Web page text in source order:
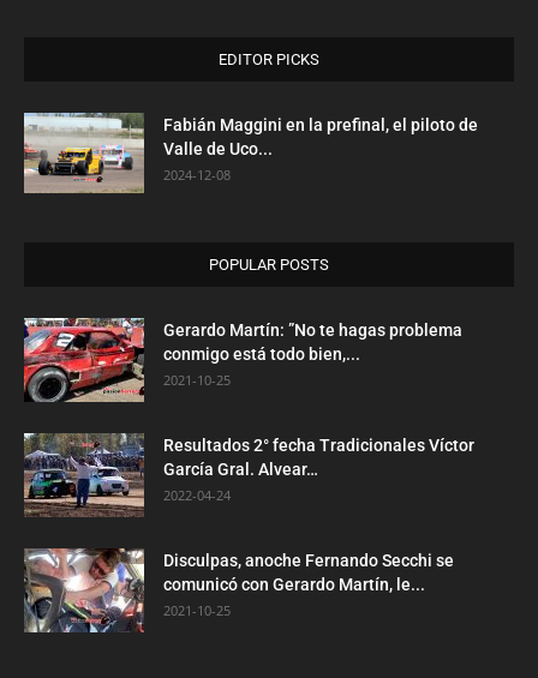
EDITOR PICKS
Fabián Maggini en la prefinal, el piloto de
Valle de Uco...
2024-12-08
POPULAR POSTS
Gerardo Martín: ”No te hagas problema
conmigo está todo bien,...
2021-10-25
Resultados 2° fecha Tradicionales Víctor
García Gral. Alvear…
2022-04-24
Disculpas, anoche Fernando Secchi se
comunicó con Gerardo Martín, le...
2021-10-25